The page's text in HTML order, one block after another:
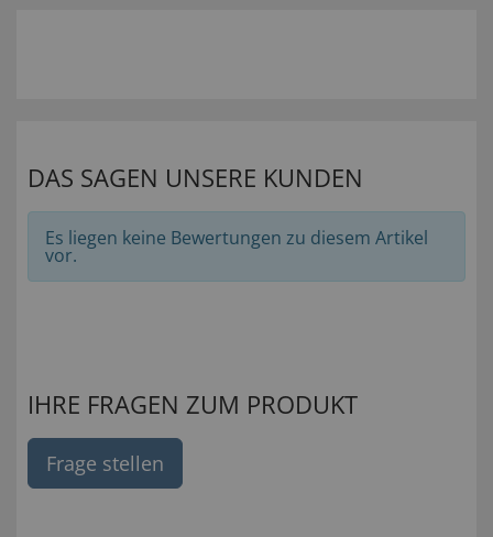
DAS SAGEN UNSERE KUNDEN
Es liegen keine Bewertungen zu diesem Artikel
vor.
IHRE FRAGEN ZUM PRODUKT
Frage stellen